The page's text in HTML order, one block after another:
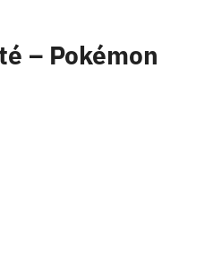
– Pokémon